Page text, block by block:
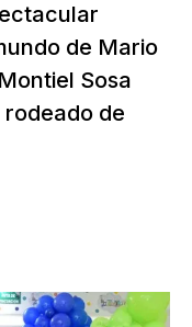
de Mario
Sosa
de